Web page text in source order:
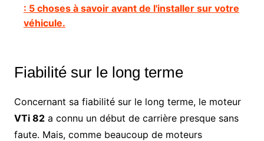
: 5 choses à savoir avant de l'installer sur votre
véhicule.
Fiabilité sur le long terme
Concernant sa fiabilité sur le long terme, le moteur
VTi 82a connu un début de carrière presque sans
faute. Mais, comme beaucoup de moteurs